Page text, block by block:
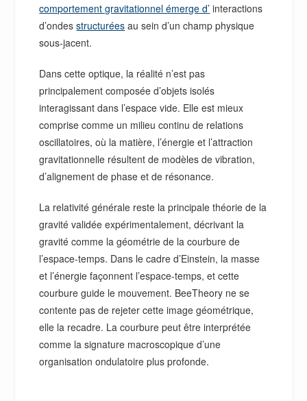
comportement gravitationnel émerge d’ interactions
d’ondesstructurées au sein d’un champ physique
sous-jacent.
Dans cette optique, la réalité n’est pas
principalement composée d’objets isolés
interagissant dans l’espace vide. Elle est mieux
comprise comme un milieu continu de relations
oscillatoires, où la matière, l’énergie et l’attraction
gravitationnelle résultent de modèles de vibration,
d’alignement de phase et de résonance.
La relativité générale reste la principale théorie de la
gravité validée expérimentalement, décrivant la
gravité comme la géométrie de la courbure de
l’espace-temps. Dans le cadre d’Einstein, la masse
et l’énergie façonnent l’espace-temps, et cette
courbure guide le mouvement. BeeTheory ne se
contente pas de rejeter cette image géométrique,
elle la recadre. La courbure peut être interprétée
comme la signature macroscopique d’une
organisation ondulatoire plus profonde.